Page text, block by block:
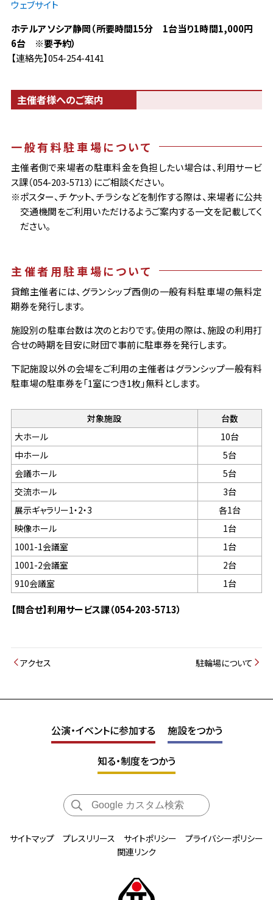
ウェブサイト
ホテルアソシア静岡（所要時間15分 1台当り1時間1,000円
6台 ※要予約）
【連絡先】054-254-4141
主催者様へのご案内
一般有料駐車場について
主催者側で来場者の駐車料金を負担したい場合は、利用サービ
ス課（054-203-5713）にご相談ください。
※ポスター、チケット、チラシなどを制作する際は、来場者に公共
交通機関をご利用いただけるようご案内する一文を記載してく
ださい。
主催者用駐車場について
貸館主催者には、グランシップ西側の一般有料駐車場の無料定
期券を発行します。
施設別の駐車台数は次のとおりです。使用の際は、施設の利用打
合せの時期を目安に財団で事前に駐車券を発行します。
下記施設以外の会場をご利用の主催者はグランシップ一般有料
駐車場の駐車券を「1室につき1枚」無料とします。
対象施設
台数
大ホール
10台
中ホール
5台
会議ホール
5台
交流ホール
3台
展示ギャラリー1・2・3
各1台
映像ホール
1台
1001-1会議室
1台
1001-2会議室
2台
910会議室
1台
【問合せ】利用サービス課（054-203-5713）
アクセス 駐輪場について
公演・イベントに参加する 施設をつかう
知る・制度をつかう
サイトマップ プレスリリース サイトポリシー
プライバシーポリシー
関連リンク